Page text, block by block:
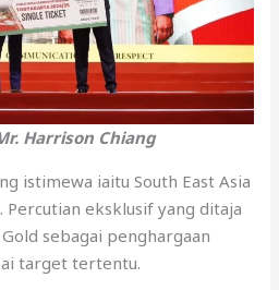
Harrison Chiang
istimewa iaitu South East Asia
Percutian eksklusif yang ditaja
sebagai penghargaan
target tertentu.